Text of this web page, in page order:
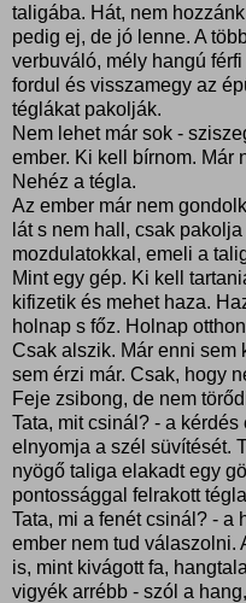
taligába. Hát, nem
pedig ej, de jó lenne. A
verbuváló, mély hangú
fordul és visszamegy az
téglákat pakolják.
Nem lehet már sok -
ember. Ki kell bírnom. Már
Nehéz a tégla.
Az ember már nem
lát s nem hall, csak
mozdulatokkal, emeli a
Mint egy gép. Ki kell
kifizetik és mehet haza.
holnap s főz. Holnap
Csak alszik. Már enni sem
sem érzi már. Csak, hogy
Feje zsibong, de nem
Tata, mit csinál? - a
elnyomja a szél süvítését.
nyögő taliga elakadt egy
pontossággal felrakott
Tata, mi a fenét csinál? - a
ember nem tud válaszolni.
is, mint kivágott fa,
vigyék arrébb - szól a